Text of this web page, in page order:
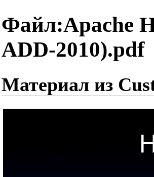
Файл:Apache
ADD-2010).pdf
Материал из